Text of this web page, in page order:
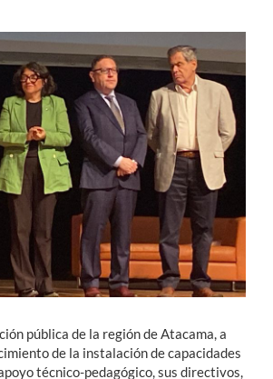
pública de la región de Atacama, a
de la instalación de capacidades
técnico-pedagógico, sus directivos,